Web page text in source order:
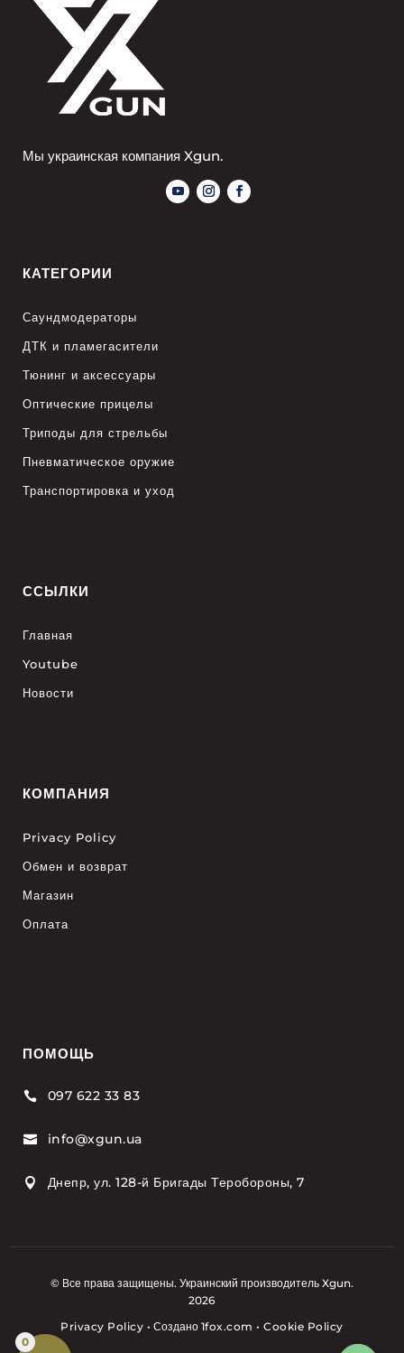
Мы украинская компания Xgun.
КАТЕГОРИИ
Саундмодераторы
ДТК и пламегасители
Тюнинг и аксессуары
Оптические прицелы
Триподы для стрельбы
Пневматическое оружие
Транспортировка и уход
ССЫЛКИ
Главная
Youtube
Новости
КОМПАНИЯ
Privacy Policy
Обмен и возврат
Магазин
Оплата
ПОМОЩЬ
 097 622 33 83
 info@xgun.ua
 Днепр, ул. 128-й Бригады Теробороны, 7
© Все права защищены. Украинский производитель Xgun.
2026
Privacy Policy • Создано 1fox.com•Cookie Policy
0